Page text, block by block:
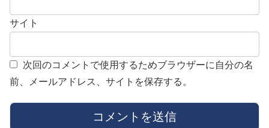
サイト
次回のコメントで使用するためブラウザーに自分の名
前、メールアドレス、サイトを保存する。